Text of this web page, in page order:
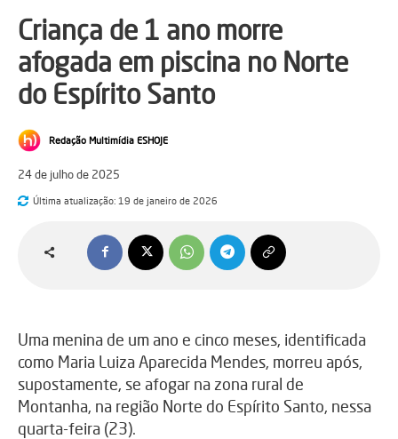
Criança de 1 ano morre
afogada em piscina no Norte
do Espírito Santo
Redação Multimídia ESHOJE
24 de julho de 2025
Última atualização: 19 de janeiro de 2026
Uma menina de um ano e cinco meses, identificada
como Maria Luiza Aparecida Mendes, morreu após,
supostamente, se afogar na zona rural de
Montanha, na região Norte do Espírito Santo, nessa
quarta-feira (23).